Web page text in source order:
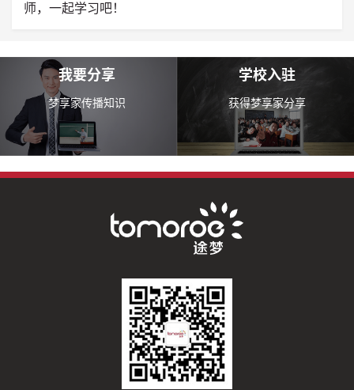
师，一起学习吧！
我要分享
梦享家传播知识
学校入驻
获得梦享家分享